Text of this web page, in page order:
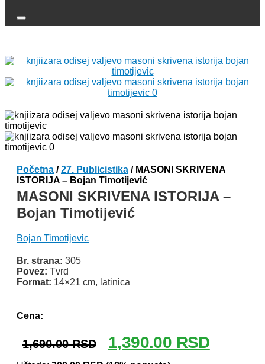
Početna /27. Publicistika / MASONI SKRIVENA
ISTORIJA – Bojan Timotijević
MASONI SKRIVENA ISTORIJA –
Bojan Timotijević
Bojan Timotijevic
Br. strana: 305
Povez: Tvrd
Format: 14×21 cm, latinica
Cena:
1,690.00RSD
Originalna
cena
1,390.00 RSDTrenutna
cena